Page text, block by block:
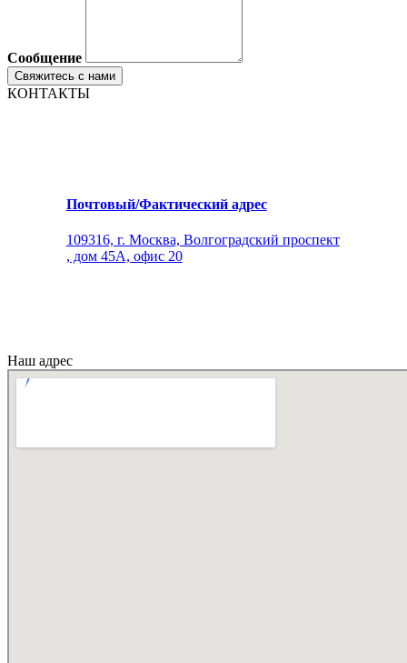
Сообщение
КОНТАКТЫ
Почтовый/Фактический адрес
109316, г. Москва, Волгоградский проспект
, дом 45А, офис 20
Наш адрес